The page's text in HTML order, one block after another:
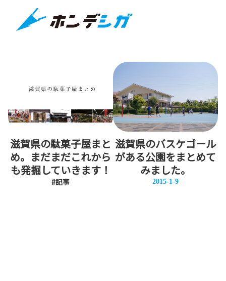
滋賀県の駄菓子屋まと
め。まだまだこれから
も発掘していきます！
#記事
滋賀県のバスケゴール
がある公園をまとめて
みました。
2015-1-9